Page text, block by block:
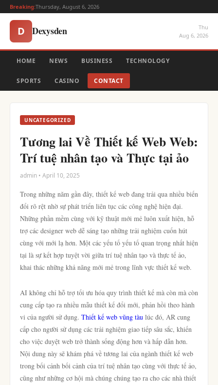
Breaking:Thursday, August 6, 2026
D Dexysden
Thu
Aug 6, 2026
HOME NEWS BUSINESS TECHNOLOGY
SPORTS CASINO CONTACT
UNCATEGORIZED
Tương lai Về Thiết kế Web Web:
Trí tuệ nhân tạo và Thực tại ảo
admin • April 10, 2025
Trong những năm gần đây, thiết kế web đang trải qua nhiều biến
đổi rõ rệt nhờ sự phát triển liên tục các công nghệ hiện đại.
Những phần mềm cùng với kỹ thuật mới mẻ luôn xuất hiện, hỗ
trợ các designer web dễ sáng tạo những trải nghiệm cuốn hút
cùng với mới lạ hơn. Một các yếu tố yếu tố quan trọng nhất hiện
tại là sự kết hợp tuyệt vời giữa trí tuệ nhân tạo và thực tế ảo,
khai thác những khả năng mới mẻ trong lĩnh vực thiết kế web.
AI không chỉ hỗ trợ tối ưu hóa quy trình thiết kế mà còn mà còn
cung cấp tạo ra nhiều mẫu thiết kế đổi mới, phản hồi theo hành
vi của người sử dụng. Thiết kế web vũng tàu lúc đó, AR cung
cấp cho người sử dụng các trải nghiệm giao tiếp sâu sắc, khiến
cho việc duyệt web trở thành sống động hơn và hấp dẫn hơn.
Nội dung này sẽ khám phá về tương lai của ngành thiết kế web
trong bối cảnh bối cảnh của trí tuệ nhân tạo cùng với thực tế ảo,
cũng như những cơ hội mà chúng chúng tạo ra cho các nhà thiết